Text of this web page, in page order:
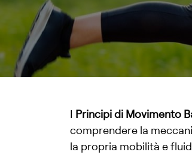
Principi di Movimento
comprendere la
la propria mobilità e